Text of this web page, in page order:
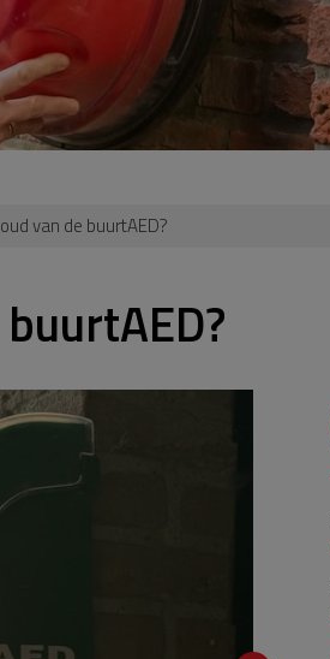
van de buurtAED?